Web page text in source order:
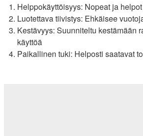
Helppokäyttöisyys: Nopeat ja
Luotettava tiivistys: Ehkäisee
Kestävyys: Suunniteltu kestämään
käyttöä
Paikallinen tuki: Helposti saatavat